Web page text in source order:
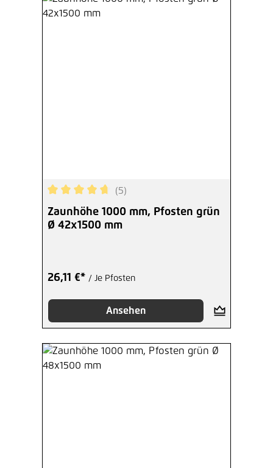
Durchschnittliche Bewertung von 4.8 von 5
(5)
Zaunhöhe 1000 mm, Pfosten grün
Ø 42x1500 mm
26,11 €* / Je Pfosten
Ansehen